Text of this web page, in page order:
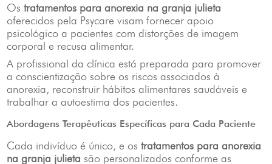
Ostratamentos para anorexia na granja julieta
oferecidos pela Psycare visam fornecer apoio
psicológico a pacientes com distorções de imagem
corporal e recusa alimentar.
A profissional da clínica está preparada para promover
a conscientização sobre os riscos associados à
anorexia, reconstruir hábitos alimentares saudáveis e
trabalhar a autoestima dos pacientes.
Abordagens Terapêuticas Específicas para Cada Paciente
Cada indivíduo é único, e ostratamentos para anorexia
na granja julieta são personalizados conforme as